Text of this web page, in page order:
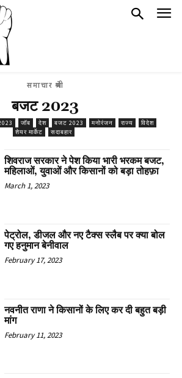
समाचार श्रेणी
बजट 2023
जॉब देश बजट 2023 मनोरंजन राज्य
विदेश
शेयर मार्केट
सदाबहार
शिवराज सरकार ने पेश किया भारी भरकम बजट,
महिलाओं, युवाओं और किसानों को बड़ा तोहफ़ा
March 1, 2023
पेट्रोल, डीजल और नए टैक्स स्लैब पर क्या बोल
गए हनुमान बेनीवाल
February 17, 2023
नवनीत राणा ने किसानों के लिए कर दी बहुत बड़ी
मांग
February 11, 2023